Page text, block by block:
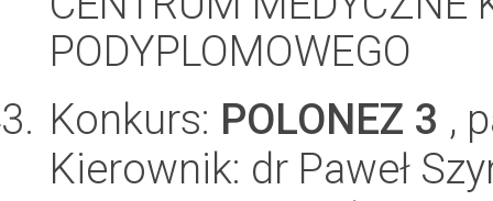
PODYPLOMOWEGO
Konkurs: POLONEZ 3 ,
Kierownik: dr Paweł